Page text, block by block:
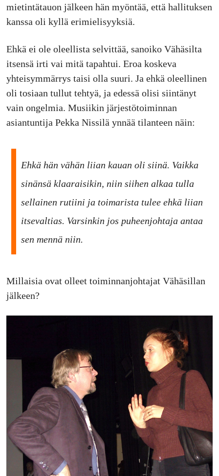
mietintätauon jälkeen hän myöntää, että hallituksen
kanssa oli kyllä erimielisyyksiä.
Ehkä ei ole oleellista selvittää, sanoiko Vähäsilta
itsensä irti vai mitä tapahtui. Eroa koskeva
yhteisymmärrys taisi olla suuri. Ja ehkä oleellinen
oli tosiaan tullut tehtyä, ja edessä olisi siintänyt
vain ongelmia. Musiikin järjestötoiminnan
asiantuntija Pekka Nissilä ynnää tilanteen näin:
Ehkä hän vähän liian kauan oli siinä. Vaikka
sinänsä klaaraisikin, niin siihen alkaa tulla
sellainen rutiini ja toimarista tulee ehkä liian
itsevaltias. Varsinkin jos puheenjohtaja antaa
sen mennä niin.
Millaisia ovat olleet toiminnanjohtajat Vähäsillan
jälkeen?